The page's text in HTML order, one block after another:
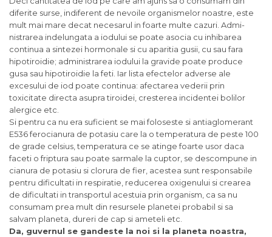
diferite surse, indiferent de nevoile organismelor noastre, este
mult mai mare decat necesarul in foarte multe cazuri. Admi­
nistrarea indelungata a iodului se poate asocia cu inhibarea
continua a sintezei hormonale si cu aparitia gusii, cu sau fara
hipotiroidie; administrarea iodului la gravide poate pro­duce
gusa sau hipotiroi­die la feti. Iar lista efectelor adverse ale
excesului de iod poate continua: afectarea vederii prin
toxicitate directa asupra tiroidei, cresterea incidentei bolilor
alergice etc.
Si pentru ca nu era suficient se mai foloseste si antiaglomerant
E536 ferocianura de potasiu care la o temperatura de peste 100
de grade celsius, temperatura ce se atinge foarte usor daca
faceti o friptura sau poate sarmale la cuptor, se descompune in
cianura de potasiu si clorura de fier, acestea sunt responsabile
pentru dificultati in respiratie, reducerea oxigenului si crearea
de dificultati in transportul acestuia prin organism, ca sa nu
consumam prea mult din resursele planetei probabil si sa
salvam planeta, dureri de cap si ameteli etc.
Da, guvernul se gandeste la noi si la planeta noastra,